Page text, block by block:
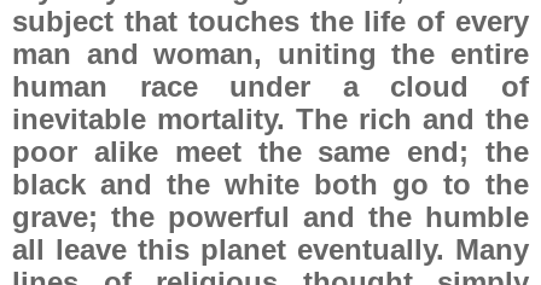
subject that touches the life of every
man and woman, uniting the entire
human race under a cloud of
inevitable mortality. The rich and the
poor alike meet the same end; the
black and the white both go to the
grave; the powerful and the humble
all leave this planet eventually. Many